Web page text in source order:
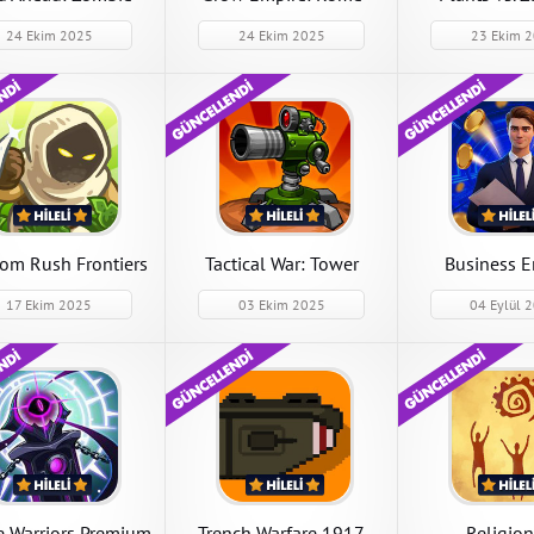
Warfare
24 Ekim 2025 24 Ekim 2025 23 Ekim
Rush Frontiers
17 Ekim 2025
Kingdom Rush
Frontiers
Kingdom Rush Frontiers
6.4.18 Kilitler Açık Hileli Mod
Apk indir
APK İndir
Tactical War: Tower
Defense Game
03 Ekim 2025
War: Tower
Game
War: Tower Defense
Para Hileli Mod
APK İndir
Business
04 Eylül
Religion inc
Religion inc
Hileli Mod Apk
ExoMiner
ExoMiner 1.3.25
Mod Apk indir
APK İndir
Tower Conquest
Tower Conquest 23.0.45 Para
Hileli Mod Apk indir